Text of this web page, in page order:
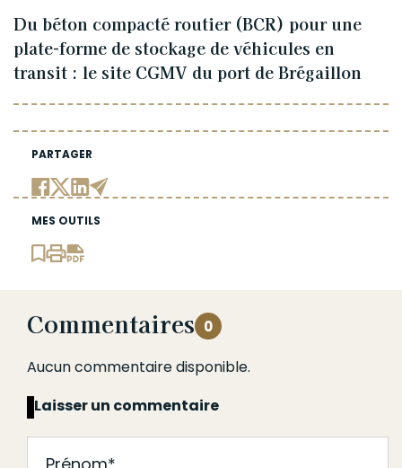
PARTAGER
MES OUTILS
Du béton compacté routier (BCR) pour une
plate-forme de stockage de véhicules en
transit : le site CGMV du port de Brégaillon
Commentaires 0
Aucun commentaire disponible.
Laisser un commentaire